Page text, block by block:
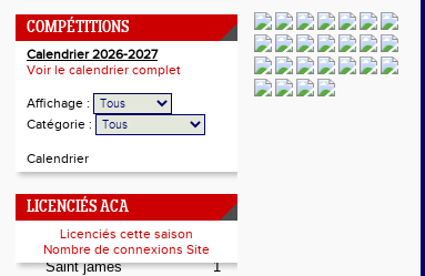
Saint james
1
COMPÉTITIONS
Calendrier 2026-2027
Voir le calendrier complet
Affichage :
Catégorie :
Calendrier
LICENCIÉS ACA
Licenciés cette saison
Nombre de connexions Site